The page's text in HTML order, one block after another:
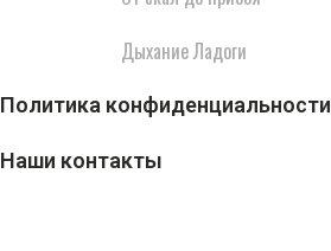
Дыхание Ладоги
Политика конфиденциальности
Наши контакты